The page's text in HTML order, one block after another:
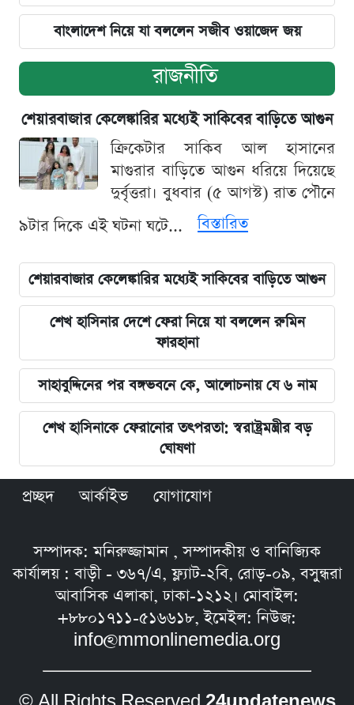
বাংলাদেশ নিয়ে যা বললেন সজীব ওয়াজেদ জয়
রাজনীতি
শেয়ারবাজার কেলেঙ্কারির মধ্যেই সাকিবের বাড়িতে আগুন
ক্রিকেটার সাকিব আল হাসানের
মাগুরার বাড়িতে আগুন ধরিয়ে দিয়েছে
দুর্বৃত্তরা। বুধবার (৫ আগস্ট) রাত পৌনে
৯টার দিকে এই ঘটনা ঘটে...
বিস্তারিত
শেয়ারবাজার কেলেঙ্কারির মধ্যেই সাকিবের বাড়িতে আগুন
শেখ হাসিনার দেশে ফেরা নিয়ে যা বললেন রুমিন
ফারহানা
সাহাবুদ্দিনের পর বঙ্গভবনে কে, আলোচনায় যে ৬ নাম
শেখ হাসিনাকে ফেরানোর তৎপরতা: স্বরাষ্ট্রমন্ত্রীর বড়
ঘোষণা
প্রচ্ছদ আর্কাইভ যোগাযোগ
সম্পাদক: মনিরুজ্জামান , সম্পাদকীয় ও বানিজ্যিক
কার্যালয় : বাড়ী - ৩৬৭/এ, ফ্ল্যাট-২বি, রোড়-০৯, বসুন্ধরা
আবাসিক এলাকা, ঢাকা-১২১২। মোবাইল:
+৮৮০১৭১১-৫১৬৬১৮, ইমেইল: নিউজ:
info@mmonlinemedia.org